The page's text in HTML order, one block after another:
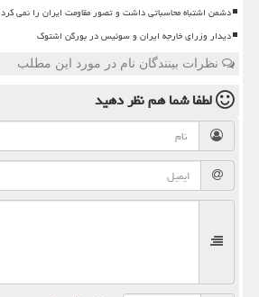
دشمن اشتباه محاسباتی داشت و تصور مقاومت ایران را نمی کرد
دیدار وزرای خارجه ایران و سوئیس در بورگن اشتوک
نظرات بینندگان نام در مورد این مطلب
لطفا شما همنظر دهید